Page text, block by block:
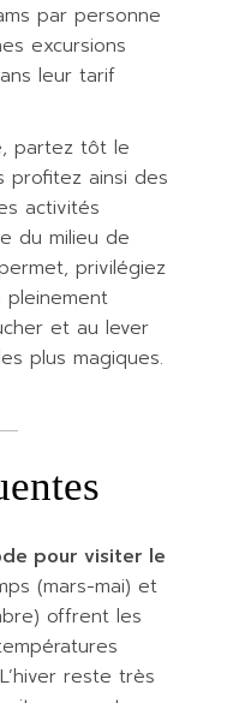
par personne
excursions
leur tarif
partez tôt le
profitez ainsi des
activités
du milieu de
privilégiez
et au lever
plus magiques.
pour visiter le
(mars-mai) et
offrent les
reste très